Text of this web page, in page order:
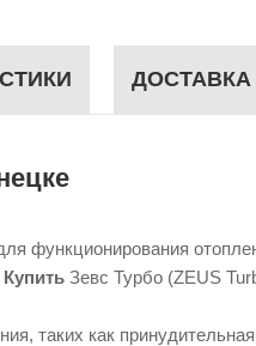
ДОСТАВКА
функционирования
Купить Зевс Турбо (ZEUS
таких как